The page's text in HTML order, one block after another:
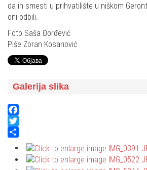
da ih smesti u prihvatilište u niškom
oni odbili.
Foto Saša Đorđević
Piše Zoran Kosanović
Galerija slika
Facebook
Twitter
Share